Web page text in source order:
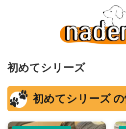
初めてシリーズ
初めてシリーズ